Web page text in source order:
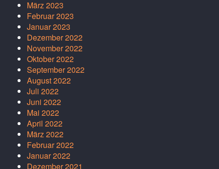
März 2023
Februar 2023
Januar 2023
Dezember 2022
November 2022
Oktober 2022
September 2022
August 2022
Juli 2022
Juni 2022
Mai 2022
April 2022
März 2022
Februar 2022
Januar 2022
Dezember 2021